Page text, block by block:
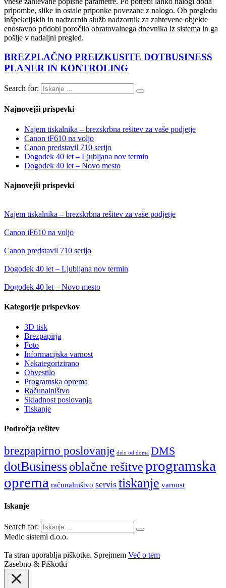
pripombe, slike in ostale priponke povezane z nalogo. Ob pregledu
inšpekcijskih in nadzornih služb nadzornik za zahtevene objekte
enostavno pridobi poročilo obratovalnega dnevnika iz sistema in ga
pošlje v nadaljni pregled.
BREZPLAČNO PREIZKUSITE DOTBUSINESS
PLANER IN KONTROLING
Search for:
Najnovejši prispevki
Najem tiskalnika – brezskrbna rešitev za vaše podjetje
Canon iF610 na voljo
Canon predstavil 710 serijo
Dogodek 40 let – Ljubljana nov termin
Dogodek 40 let – Novo mesto
Najnovejši prispevki
Najem tiskalnika – brezskrbna rešitev za vaše podjetje
Canon iF610 na voljo
Canon predstavil 710 serijo
Dogodek 40 let – Ljubljana nov termin
Dogodek 40 let – Novo mesto
Kategorije prispevkov
3D tisk
Brezpapirja
Foto
Informacijska varnost
Nekategorizirano
Obvestilo
Programska oprema
Računalništvo
Skladnost poslovanja
Tiskanje
Področja rešitev
brezpapirno poslovanje delo od doma DMS
dotBusinessoblačne rešitveprogramska
oprema računalništvo servis tiskanje varnost
Iskanje
Search for:
Medic sistemi d.o.o.
Ta stran uporablja piškotke. Sprejmem Več o tem
Zasebno & Piškotki